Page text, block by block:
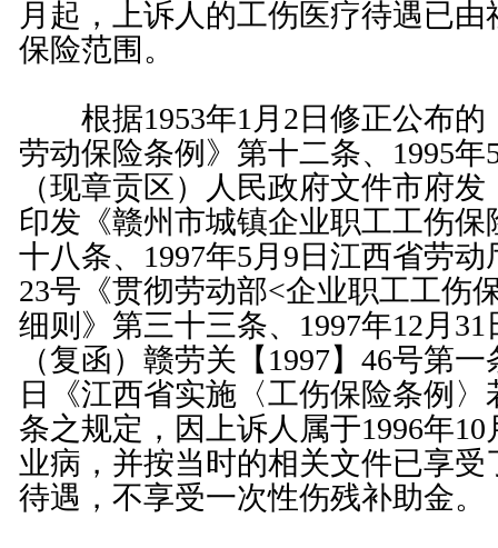
月起，上诉人的工伤医疗待遇已
保险范围。
根据1953年1月2日修正公布的
劳动保险条例 》第十二条、1995
（现章贡区）人民政府文件市府发
印发《赣州市城镇企业职工工伤
十八条、1997年5月9日江西省劳动
23号《贯彻劳动部<企业职工工伤
细则》第三十三条、1997年12月
（复函）赣劳关【1997】46号第
日《江西省实施〈工伤保险条例 〉
条之规定，因上诉人属于1996年
业病，并按当时的相关文件已享
待遇，不享受一次性伤残补助金。